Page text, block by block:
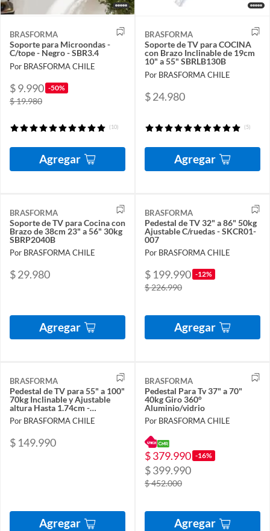
BRASFORMA
Soporte para Microondas -
C/tope - Negro - SBR3.4
Por BRASFORMA CHILE
$ 9.990 -50%
$ 19.980
(10)
Agregar
BRASFORMA
Soporte de TV para COCINA
con Brazo Inclinable de 19cm
10" a 55" SBRLB130B
Por BRASFORMA CHILE
$ 24.980
(5)
Agregar
BRASFORMA
Soporte de TV para Cocina con
Brazo de 38cm 23" a 56" 30kg
SBRP2040B
Por BRASFORMA CHILE
$ 29.980
Agregar
BRASFORMA
Pedestal de TV 32" a 86" 50kg
Ajustable C/ruedas - SKCR01-
007
Por BRASFORMA CHILE
$ 199.990 -12%
$ 226.990
Agregar
BRASFORMA
Pedestal de TV para 55" a 100"
70kg Inclinable y Ajustable
altura Hasta 1.74cm -
SBRCR1044
Por BRASFORMA CHILE
$ 149.990
Agregar
BRASFORMA
Pedestal Para Tv 37" a 70"
40kg Giro 360°
Aluminio/vidrio
Por BRASFORMA CHILE
$ 379.990 -16%
$ 399.990
$ 452.000
Agregar